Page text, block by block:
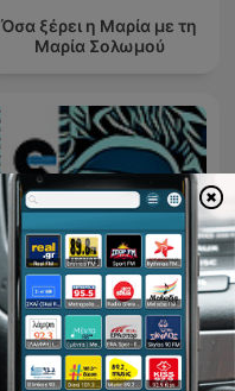
Όσα ξέρει η Μαρία με τη
Μαρία Σολωμού
ETCH RADIO [Techno,
Tech House, House
Music]